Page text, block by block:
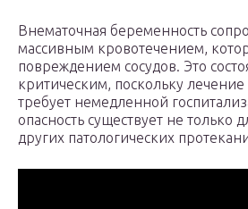
Внематочная беременность
массивным кровотечением,
повреждением сосудов. Это
критическим, поскольку
требует немедленной
опасность существует не только
других патологических